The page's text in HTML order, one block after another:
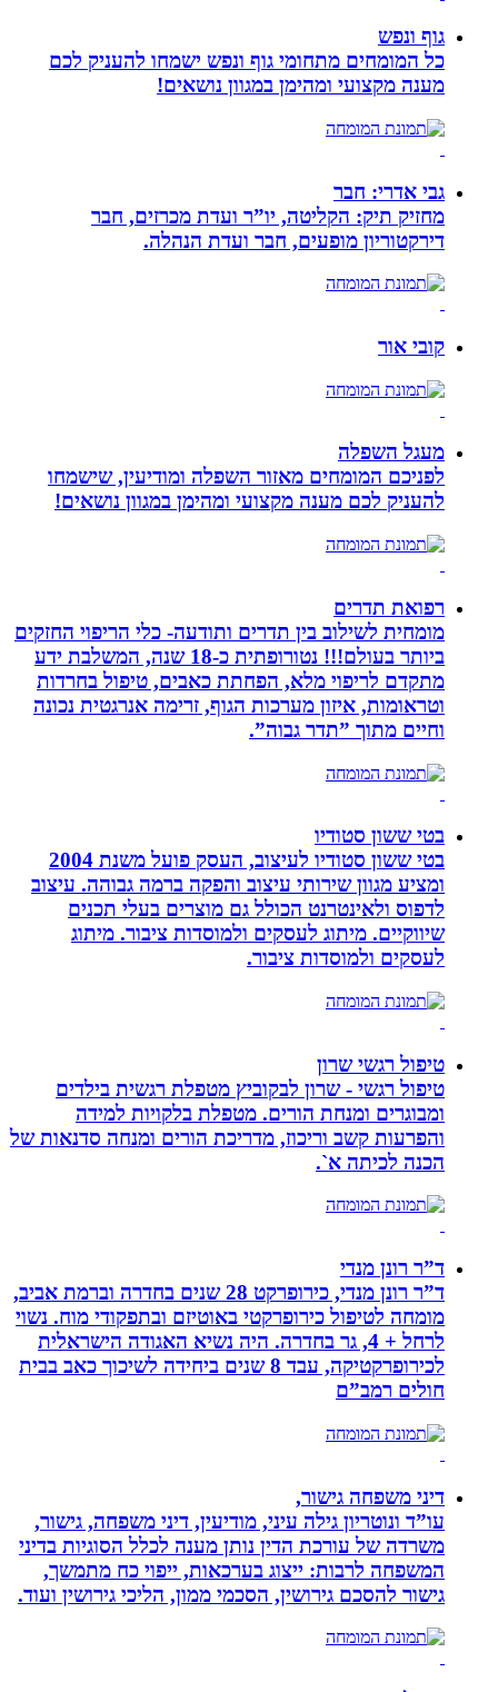
גוף ונפש
כל המומחים מתחומי גוף ונפש ישמחו להעניק לכם
מענה מקצועי ומהימן במגוון נושאים!
גבי אדרי: חבר
מחזיק תיק: הקליטה, יו”ר ועדת מכרזים, חבר
דירקטוריון מופעים, חבר ועדת הנהלה.
קובי אור
מעגל השפלה
לפניכם המומחים מאזור השפלה ומודיעין, שישמחו
להעניק לכם מענה מקצועי ומהימן במגוון נושאים!
רפואת תדרים
מומחית לשילוב בין תדרים ותודעה- כלי הריפוי החזקים
ביותר בעולם!!! נטורופתית כ-18 שנה, המשלבת ידע
מתקדם לריפוי מלא, הפחתת כאבים, טיפול בחרדות
וטראומות, איזון מערכות הגוף, זרימה אנרגטית נכונה
וחיים מתוך ”תדר גבוה”.
בטי ששון סטודיו
בטי ששון סטודיו לעיצוב, העסק פועל משנת 2004
ומציע מגוון שירותי עיצוב והפקה ברמה גבוהה. עיצוב
לדפוס ולאינטרנט הכולל גם מוצרים בעלי תכנים
שיווקיים. מיתוג לעסקים ולמוסדות ציבור. מיתוג
לעסקים ולמוסדות ציבור.
טיפול רגשי שרון
טיפול רגשי - שרון לבקוביץ מטפלת רגשית בילדים
ומבוגרים ומנחת הורים. מטפלת בלקויות למידה
והפרעות קשב וריכוז, מדריכת הורים ומנחה סדנאות של
הכנה לכיתה א`.
ד”ר רונן מנדי
ד”ר רונן מנדי, כירופרקט 28 שנים בחדרה וברמת אביב,
מומחה לטיפול כירופרקטי באוטיזם ובתפקודי מוח. נשוי
לרחל + 4, גר בחדרה. היה נשיא האגודה הישראלית
לכירופרקטיקה, עבד 8 שנים ביחידה לשיכוך כאב בבית
חולים רמב”ם
דיני משפחה גישור,
עו”ד ונוטריון גילה עיני, מודיעין, דיני משפחה, גישור,
משרדה של עורכת הדין נותן מענה לכלל הסוגיות בדיני
המשפחה לרבות: ייצוג בערכאות, ייפוי כח מתמשך,
גישור להסכם גירושין, הסכמי ממון, הליכי גירושין ועוד.